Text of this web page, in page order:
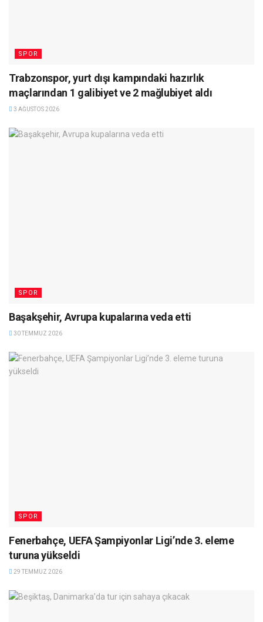
SPOR
Trabzonspor, yurt dışı kampındaki hazırlık
maçlarından 1 galibiyet ve 2 mağlubiyet aldı
3 AĞUSTOS 2026
SPOR
Başakşehir, Avrupa kupalarına veda etti
30 TEMMUZ 2026
SPOR
Fenerbahçe, UEFA Şampiyonlar Ligi’nde 3. eleme
turuna yükseldi
29 TEMMUZ 2026